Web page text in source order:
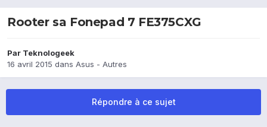
Rooter sa Fonepad 7 FE375CXG
Par Teknologeek
16 avril 2015 dans Asus - Autres
Répondre à ce sujet